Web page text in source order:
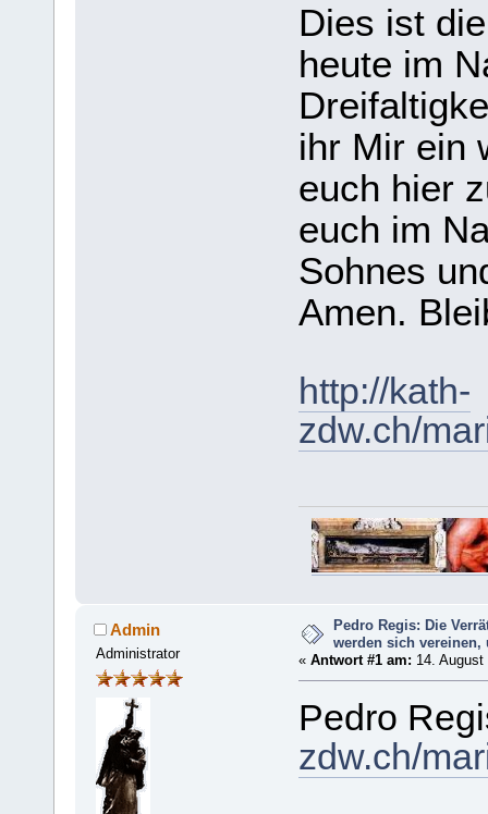
Dies ist
heute im
ihr Mir ein
euch hier
euch im
Sohnes
Amen.
http://kath-
zdw.ch/
Admin
Administrator
Pedro Regis: Die
werden sich vereinen,
« Antwort #1 am: 14.
Pedro
zdw.ch/